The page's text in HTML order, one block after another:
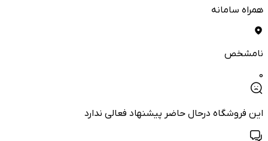
همراه سامانه
نامشخص
0
این فروشگاه درحال حاضر پیشنهاد فعالی ندارد